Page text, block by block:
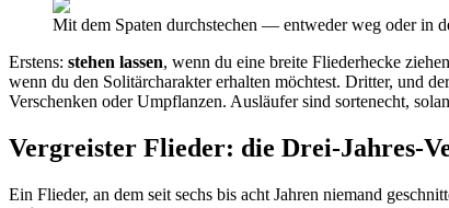
Mit dem Spaten durchstechen — entweder weg oder in
Erstens: stehen lassen, wenn du eine breite Fliederhecke
wenn du den Solitärcharakter erhalten möchtest. Dritter, und
Verschenken oder Umpflanzen. Ausläufer sind sortenecht,
Vergreister Flieder: die Drei-Jahres-
Ein Flieder, an dem seit sechs bis acht Jahren niemand